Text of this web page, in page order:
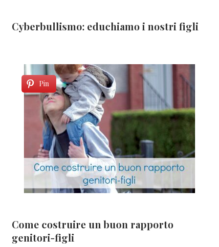
Cyberbullismo: educhiamo i nostri figli
Pin
Come costruire un buon rapporto
genitori-figli